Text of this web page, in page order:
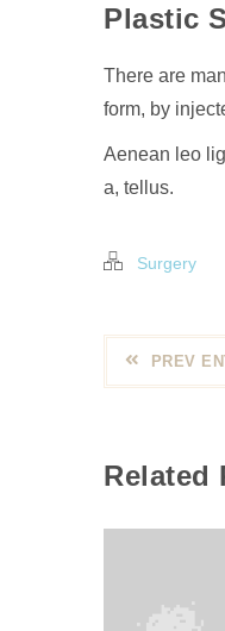
Plastic
There are
form, by
Aenean leo
a, tellus.
Surgery
PREV
Related